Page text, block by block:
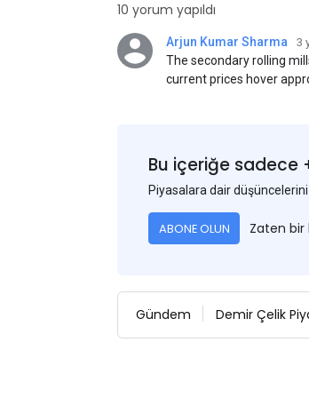
10 yorum yapıldı
Arjun Kumar Sharma 3
The secondary rolling
current prices hover
Bu içeriğe sadece
Piyasalara dair
ABONE OLUN Zaten bir
Gündem Demir Çelik